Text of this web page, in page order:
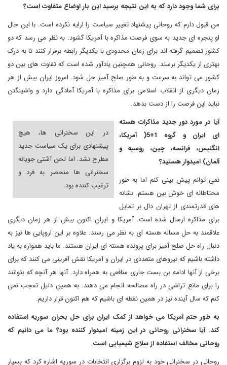
برای شما وجود دارد که به این نتیجه برسید این بار اوضاع متفاوت است؟
من قبول دارم که روحانی پیشنهاد تغییر سیاست را ارایه نکرده است. با این حال
او پنجره ای جدید به سوی فرصت مذاکره با آمریکا گشود. به نظر می رسد که دو
کشور تصمیم گرفته اند برای زمان محدودی با یکدیگر رابطه برقرار کنند تا به درک
بهتری از یکدیگر برسند. روحانی همچنین یادآور شده است که تفاوت های بین دو
کشور می تواند به سرعت و به طور صلح آمیز حل شود. امروز ایران بیش از هر
زمان دیگری از انقلاب اسلامی برای مذاکره با آمریکا آمادگی دارد و واشینگتن
نباید این فرصت را از دست بدهد.
در این سخنرانی ها، هیچ
پیشنهادی برای یک سیاست جدید
مطرح نشد. اما لحن آشتی جویانه
سخنرانی ها منحصر به فرد و
ترغیب کننده بود.
آیا در مورد دور جدید مذاکرات هسته
ای ایران و گروه 1+5( آمریکا،
انگلیس، فرانسه، چین، روسیه و
آلمان) امیدوار هستید؟
نمی توانم پیش بینی کنم اما به طور
محتاطانه ای خوش بین هستم. نشانه
های قدرتمندی از تهران دال بر تمایل
برای مذاکره ارسال شده است. آمریکا و ایران اکنون بیش از هر زمان دیگری
علاقمند به حل مساله هسته ای به نظر می رسند. علاوه بر این اروپایی ها نیز به
دنبال راه حل صلح آمیز برای پرونده هسته ای ایران هستند. ما باید همواره به یاد
داشته باشیم که نیروهای متعددی در ایران و آمریکا نقش آفرینی می کنند که برای
برخی از آنها ادامه بن بست جاری منافعی به همراه دارد. آنها هر آنچه که بتوانند
را برای مانع تراشی در راه مصالحه انجام می دهند. به همین دلیل تعجب نمی
کنم که سال آینده نیز در همین نقطه ای باشیم که هم اکنون قرار داریم.
به طور حتم آمریکا می خواهد از کمک ایران برای حل بحران سوریه استفاده
کند. آیا سخنرانی روحانی در این زمینه امیدوار کننده بود؟ ما می دانیم که
روحانی مخالف استفاده از سلاح شیمیایی است.
روحانی در سخنرانی خود به لزوم برگزاری انتخابات در سوریه اشاره کرد که بسیار